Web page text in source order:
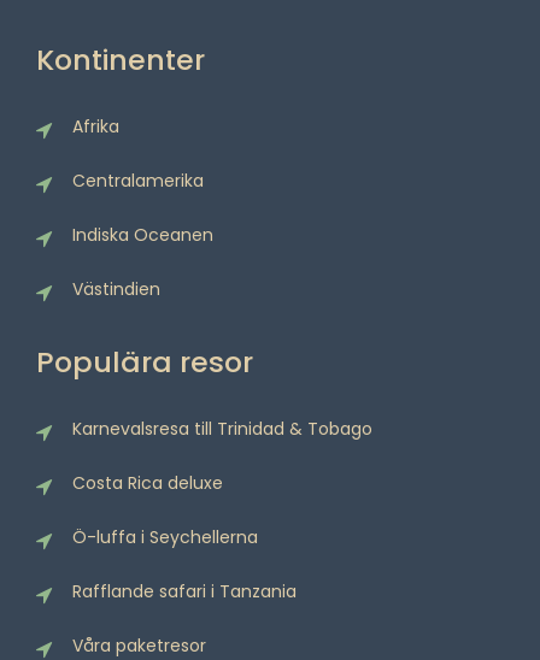
Kontinenter
Afrika
Centralamerika
Indiska Oceanen
Västindien
Populära resor
Karnevalsresa till Trinidad & Tobago
Costa Rica deluxe
Ö-luffa i Seychellerna
Rafflande safari i Tanzania
Våra paketresor